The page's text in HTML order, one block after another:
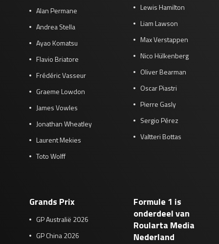
Alan Permane
Andrea Stella
Ayao Komatsu
Flavio Briatore
Frédéric Vasseur
Graeme Lowdon
James Vowles
Jonathan Wheatley
Laurent Mekies
Toto Wolff
Lewis Hamilton
Liam Lawson
Max Verstappen
Nico Hülkenberg
Oliver Bearman
Oscar Piastri
Pierre Gasly
Sergio Pérez
Valtteri Bottas
Grands Prix
GP Australië 2026
GP China 2026
Formule 1 is
onderdeel van
Roularta Media
Nederland